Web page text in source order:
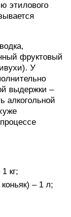
этилового
фруктовый
У
выдержки –
алкогольной
кг;
– 1 л;